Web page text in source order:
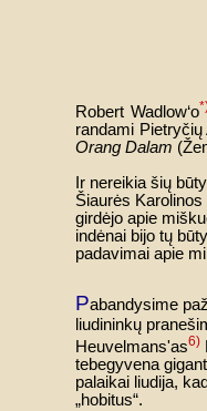
Robert Wadlow‘o
randami
Orang Dalam
Ir nereikia šių
Šiaurės
girdėjo apie
indėnai bijo tų
padavimai apie
Pabandysime
liudininkų
Heuvelmans'as6)
tebegyvena
palaikai liudija,
„hobitus“.